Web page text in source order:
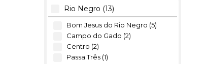
Rio Negro (13)
Bom Jesus do Rio Negro (5)
Campo do Gado (2)
Centro (2)
Passa Três (1)